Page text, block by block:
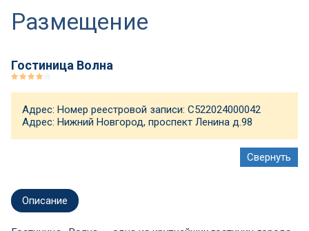
Размещение
Гостиница Волна
Адрес: Номер реестровой записи: С522024000042
Адрес: Нижний Новгород, проспект Ленина д.98
Описание